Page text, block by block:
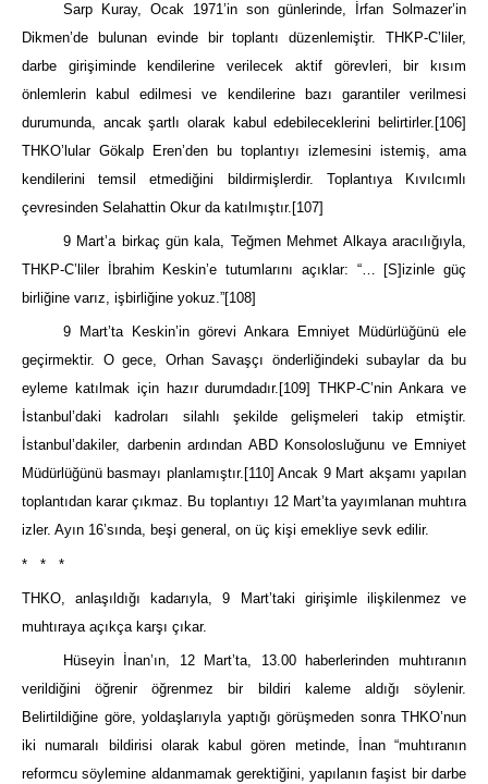
Sarp Kuray, Ocak 1971’in son günlerinde, İrfan Solmazer’in
Dikmen’de bulunan evinde bir toplantı düzenlemiştir. THKP-C’liler,
darbe girişiminde kendilerine verilecek aktif görevleri, bir kısım
önlemlerin kabul edilmesi ve kendilerine bazı garantiler verilmesi
durumunda, ancak şartlı olarak kabul edebileceklerini belirtirler. [106]
THKO’lular Gökalp Eren’den bu toplantıyı izlemesini istemiş, ama
kendilerini temsil etmediğini bildirmişlerdir. Toplantıya Kıvılcımlı
çevresinden Selahattin Okur da katılmıştır. [107]
9 Mart’a birkaç gün kala, Teğmen Mehmet Alkaya aracılığıyla,
THKP-C’liler İbrahim Keskin’e tutumlarını açıklar: “… [S]izinle güç
birliğine varız, işbirliğine yokuz.”[108]
9 Mart’ta Keskin’in görevi Ankara Emniyet Müdürlüğünü ele
geçirmektir. O gece, Orhan Savaşçı önderliğindeki subaylar da bu
eyleme katılmak için hazır durumdadır. [109] THKP-C’nin Ankara ve
İstanbul’daki kadroları silahlı şekilde gelişmeleri takip etmiştir.
İstanbul’dakiler, darbenin ardından ABD Konsolosluğunu ve Emniyet
Müdürlüğünü basmayı planlamıştır. [110] Ancak 9 Mart akşamı yapılan
toplantıdan karar çıkmaz. Bu toplantıyı 12 Mart’ta yayımlanan muhtıra
izler. Ayın 16’sında, beşi general, on üç kişi emekliye sevk edilir.
* * *
THKO, anlaşıldığı kadarıyla, 9 Mart’taki girişimle ilişkilenmez ve
muhtıraya açıkça karşı çıkar.
Hüseyin İnan’ın, 12 Mart’ta, 13.00 haberlerinden muhtıranın
verildiğini öğrenir öğrenmez bir bildiri kaleme aldığı söylenir.
Belirtildiğine göre, yoldaşlarıyla yaptığı görüşmeden sonra THKO’nun
iki numaralı bildirisi olarak kabul gören metinde, İnan “muhtıranın
reformcu söylemine aldanmamak gerektiğini, yapılanın faşist bir darbe